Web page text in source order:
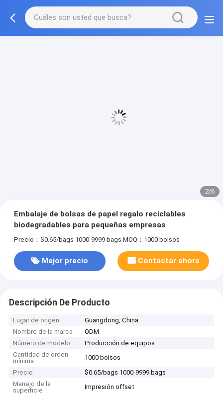
3/6
Embalaje de bolsas de papel regalo reciclables
biodegradables para pequeñas empresas
Precio：$0.65/bags 1000-9999 bags MOQ：1000 bolsos
Mejor precio Contactar ahora
Descripción De Producto
Lugar de origen
Guangdong, China
Nombre de la marca
ODM
Número de modelo
Producción de equipos
Cantidad de orden
mínima
1000 bolsos
Precio
$0.65/bags 1000-9999 bags
Manejo de la
superficie
Impresión offset